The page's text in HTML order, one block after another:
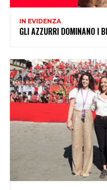
IN EVIDENZA
GLI AZZURRI DOMINANO I